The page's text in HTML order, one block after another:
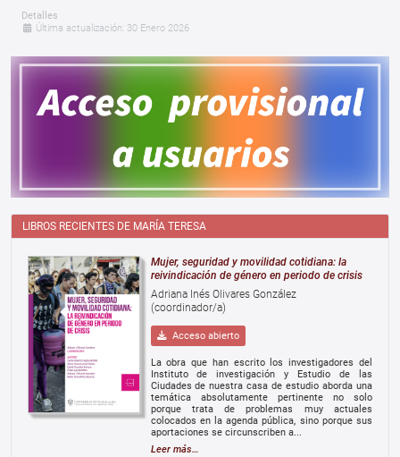
Detalles
Última actualización: 30 Enero 2026
LIBROS RECIENTES DE MARÍA TERESA
Mujer, seguridad y movilidad cotidiana: la
reivindicación de género en periodo de crisis
Adriana Inés Olivares González
(coordinador/a)
Acceso abierto
La obra que han escrito los investigadores del
Instituto de investigación y Estudio de las
Ciudades de nuestra casa de estudio aborda una
temática absolutamente pertinente no solo
porque trata de problemas muy actuales
colocados en la agenda pública, sino porque sus
aportaciones se circunscriben a...
Leer más…